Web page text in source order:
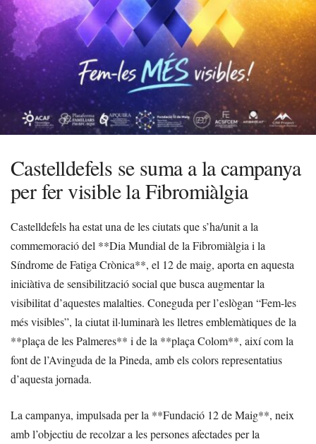
Castelldefels se suma a la campanya
per fer visible la Fibromiàlgia
Castelldefels ha estat una de les ciutats que s’ha/unit a la
commemoració del **Dia Mundial de la Fibromiàlgia i la
Síndrome de Fatiga Crònica**, el 12 de maig, aporta en aquesta
iniciàtiva de sensibilització social que busca augmentar la
visibilitat d’aquestes malalties. Coneguda per l’eslògan “Fem-les
més visibles”, la ciutat il·luminarà les lletres emblemàtiques de la
**plaça de les Palmeres** i de la **plaça Colom**, així com la
font de l’Avinguda de la Pineda, amb els colors representatius
d’aquesta jornada.
La campanya, impulsada per la **Fundació 12 de Maig**, neix
amb l’objectiu de recolzar a les persones afectades per la